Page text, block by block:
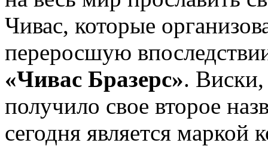
Чивас, которые
переросшую
«Чивас Бразерс».
получило свое второе
сегодня является маркой